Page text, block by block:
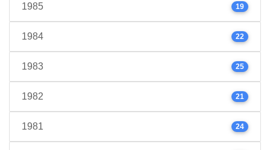
1985 19
1984 22
1983 25
1982 21
1981 24